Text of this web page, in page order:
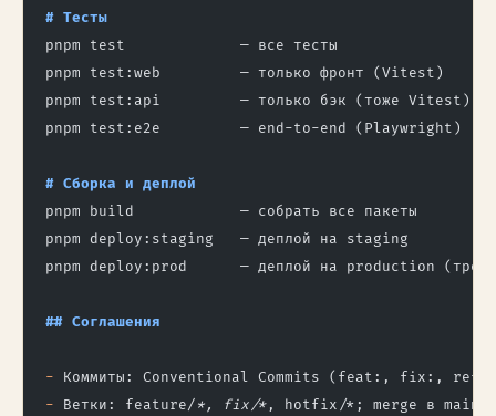
# Тесты
pnpm test             — все тесты
pnpm test:web         — только фронт (Vitest)
pnpm test:api         — только бэк (тоже Vitest)
pnpm test:e2e         — end-to-end (Playwright)
# Сборка и деплой
pnpm build            — собрать все пакеты
pnpm deploy:staging   — деплой на staging
pnpm deploy:prod      — деплой на production
## Соглашения
- Коммиты: Conventional Commits (feat:, fix:,
- Ветки: feature/ *, fix/* , hotfix/*; merge в main